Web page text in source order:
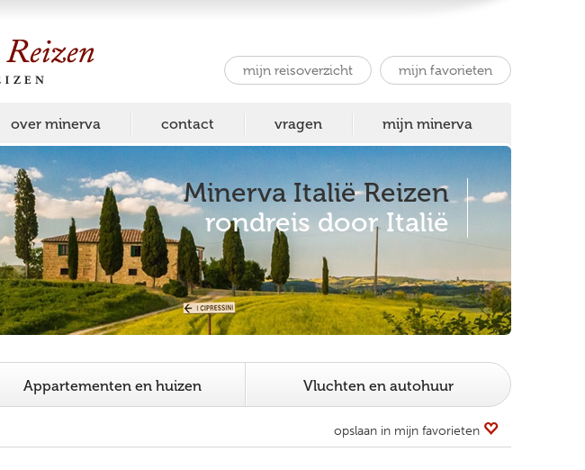
mijn reisoverzicht mijn favorieten
over minerva contact vragen mijn minerva
Minerva Italië Reizen
rondreis door Italië
Appartementen en huizen Vluchten en autohuur
opslaan in mijn favorieten